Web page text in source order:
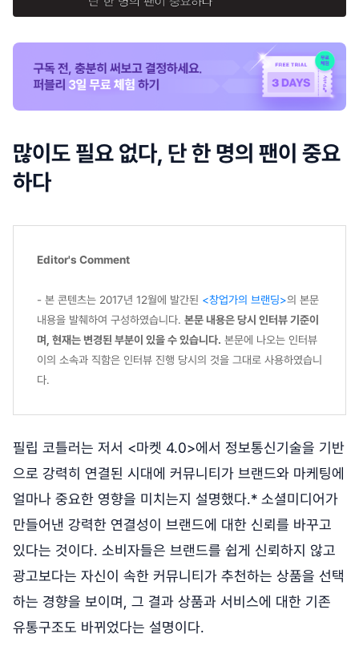
많이도 필요 없다, 단 한 명의 팬이 중요
하다
Editor's Comment
- 본 콘텐츠는 2017년 12월에 발간된 <창업가의 브랜딩>의 본문
내용을 발췌하여 구성하였습니다. 본문 내용은 당시 인터뷰 기준이
며, 현재는 변경된 부분이 있을 수 있습니다. 본문에 나오는 인터뷰
이의 소속과 직함은 인터뷰 진행 당시의 것을 그대로 사용하였습니
다.
필립 코틀러는 저서 <마켓 4.0>에서 정보통신기술을 기반
으로 강력히 연결된 시대에 커뮤니티가 브랜드와 마케팅에
얼마나 중요한 영향을 미치는지 설명했다.* 소셜미디어가
만들어낸 강력한 연결성이 브랜드에 대한 신뢰를 바꾸고
있다는 것이다. 소비자들은 브랜드를 쉽게 신뢰하지 않고
광고보다는 자신이 속한 커뮤니티가 추천하는 상품을 선택
하는 경향을 보이며, 그 결과 상품과 서비스에 대한 기존
유통구조도 바뀌었다는 설명이다.